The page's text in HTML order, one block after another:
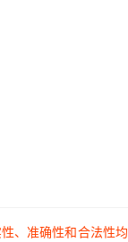
、准确性和合法性